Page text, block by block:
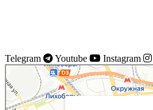
Telegram Youtube Instagram
Моссплит
Системы вентиляции в Москве
Установка кондиционеров в Москве